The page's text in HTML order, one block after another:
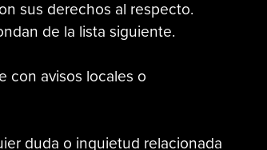
sus derechos al respecto.
de la lista siguiente.
con avisos locales o
duda o inquietud relacionada